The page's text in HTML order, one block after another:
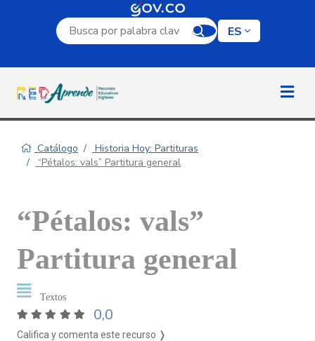
Campo de búsqueda por palabra clave
ES
Catálogo
Historia Hoy: Partituras
“Pétalos: vals” Partitura general
“Pétalos: vals”
Partitura general
Textos
0,0
Califica y comenta este recurso ❭